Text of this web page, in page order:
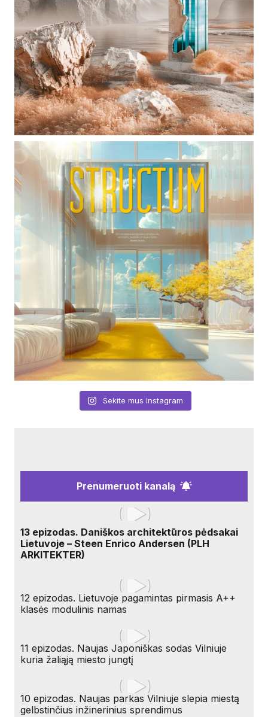
Sekite mus Instagram
Prenumeruoti kanalą
13 epizodas. Daniškos architektūros pėdsakai
Lietuvoje – Steen Enrico Andersen (PLH
ARKITEKTER)
12 epizodas. Lietuvoje pagamintas pirmasis A++
klasės modulinis namas
11 epizodas. Naujas Japoniškas sodas Vilniuje
kuria žaliąją miesto jungtį
10 epizodas. Naujas parkas Vilniuje slepia miestą
gelbstinčius inžinerinius sprendimus